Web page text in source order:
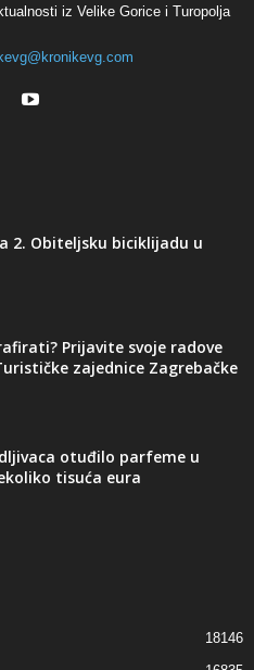
iz Velike Gorice i Turopolja
2. Obiteljsku biciklijadu u
Prijavite svoje radove
zajednice Zagrebačke
otuđilo parfeme u
tisuća eura
18146